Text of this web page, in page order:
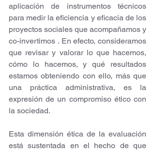
aplicación de instrumentos técnicos
para medir la eficiencia y eficacia de los
proyectos sociales que acompañamos y
co-invertimos . En efecto, consideramos
que revisar y valorar lo que hacemos,
cómo lo hacemos, y qué resultados
estamos obteniendo con ello, más que
una práctica administrativa, es la
expresión de un compromiso ético con
la sociedad.
Esta dimensión ética de la evaluación
está sustentada en el hecho de que